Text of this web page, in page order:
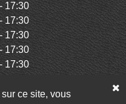
17:30
17:30
17:30
17:30
17:30
ce site, vous